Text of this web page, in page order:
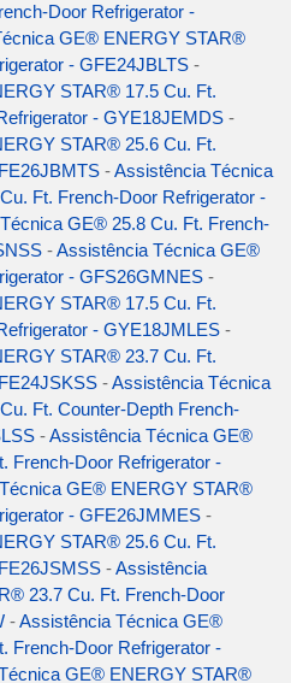
Door Refrigerator -
GE® ENERGY STAR®
- GFE24JBLTS -
STAR® 17.5 Cu. Ft.
- GYE18JEMDS -
STAR® 25.6 Cu. Ft.
-Assistência Técnica
Ft. French-Door Refrigerator -
GE® 25.8 Cu. Ft. French-
-Assistência Técnica GE®
- GFS26GMNES -
STAR® 17.5 Cu. Ft.
- GYE18JMLES -
STAR® 23.7 Cu. Ft.
-Assistência Técnica
Ft. Counter-Depth French-
-Assistência Técnica GE®
French-Door Refrigerator -
GE® ENERGY STAR®
- GFE26JMMES -
STAR® 25.6 Cu. Ft.
-Assistência
23.7 Cu. Ft. French-Door
-Assistência Técnica GE®
French-Door Refrigerator -
GE® ENERGY STAR®